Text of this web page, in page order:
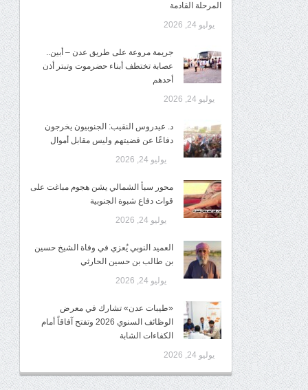
المرحلة القادمة
يوليو 24, 2026
جريمة مروعة على طريق عدن – أبين..
عصابة تختطف أبناء حضرموت وتبتر أذن
أحدهم
يوليو 24, 2026
د. عيدروس النقيب: الجنوبيون يخرجون
دفاعًا عن قضيتهم وليس مقابل أموال
يوليو 24, 2026
محور سبأ الشمالي يشن هجوم مباغت على
قوات دفاع شبوة الجنوبية
يوليو 24, 2026
العميد النوبي يُعزي في وفاة الشيخ حسين
بن طالب بن حسين الحارثي
يوليو 24, 2026
«طيبات عدن» تشارك في معرض
الوظائف السنوي 2026 وتفتح آفاقاً أمام
الكفاءات الشابة
يوليو 24, 2026